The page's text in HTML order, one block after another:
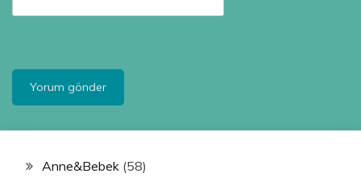
Anne&Bebek (58)